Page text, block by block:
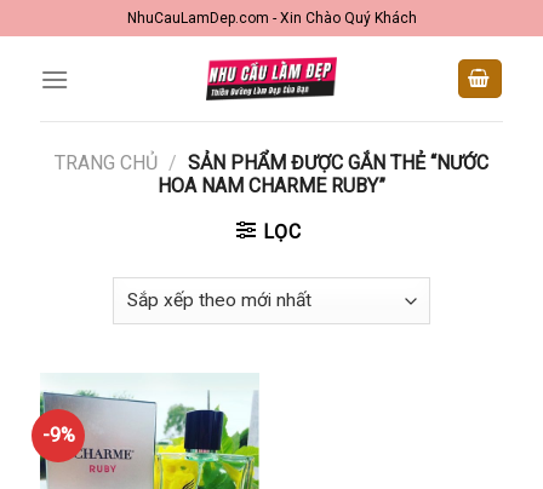
to
content
NhuCauLamDep.com - Xin Chào Quý Khách
TRANG CHỦ / SẢN PHẨM ĐƯỢC GẮN THẺ “NƯỚC
HOA NAM CHARME RUBY”
LỌC
-9%